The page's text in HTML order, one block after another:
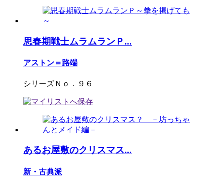
思春期戦士ムラムランＰ...
アストン＝路端
シリーズＮｏ．９６
あるお屋敷のクリスマス...
新・古典派